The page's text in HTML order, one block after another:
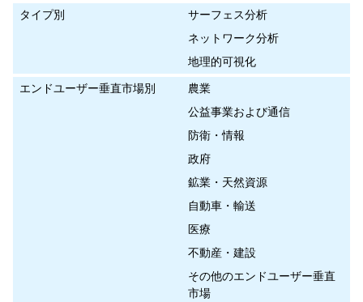
タイプ別
サーフェス分析
ネットワーク分析
地理的可視化
エンドユーザー垂直市場別
農業
公益事業および通信
防衛・情報
政府
鉱業・天然資源
自動車・輸送
医療
不動産・建設
その他のエンドユーザー垂直
市場